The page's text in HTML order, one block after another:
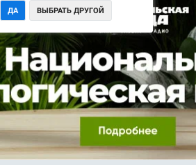
СЕРИАЛЫ
КОЛЛЕКЦИИ КОНКУРСЫ
ДА ВЫБРАТЬ ДРУГОЙ